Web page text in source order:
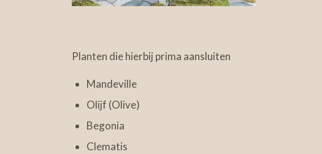
Planten die hierbij prima aansluiten
Mandeville
Olijf (Olive)
Begonia
Clematis